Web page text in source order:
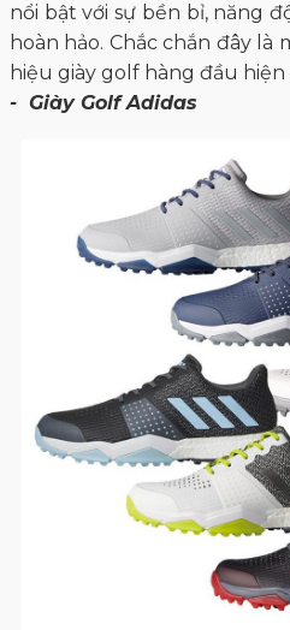
nổi bật với sự bền bỉ, năng
hoàn hảo. Chắc chắn đây
hiệu giày golf hàng đầu hiện
- Giày Golf Adidas